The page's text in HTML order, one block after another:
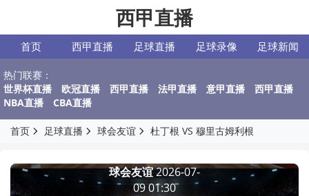
西甲直播
首页 西甲直播 足球直播 足球录像 足球新闻
热门联赛：
世界杯直播
欧冠直播 西甲直播 法甲直播 意甲直播
西甲直播
NBA直播
CBA直播
首页 足球直播 球会友谊 杜丁根 VS 穆里古姆利根
球会友谊2026-07-
09 01:30